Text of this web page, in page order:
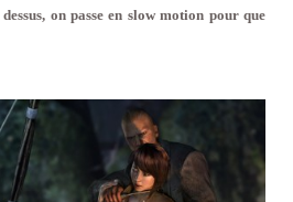
on passe en slow motion pour que